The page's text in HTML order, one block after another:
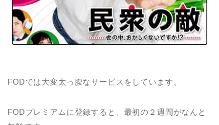
FODでは大変太っ腹なサービスをしています。
FODプレミアムに登録すると、最初の２週間がなんと